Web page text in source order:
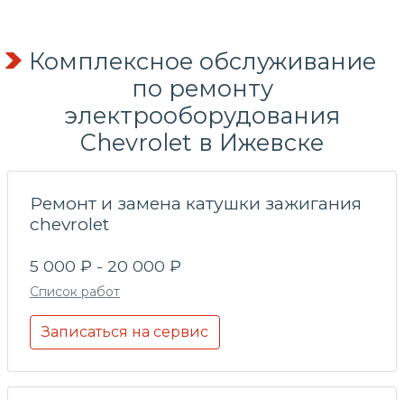
Комплексное обслуживание
по ремонту
электрооборудования
Chevrolet в Ижевске
Ремонт и замена катушки зажигания
chevrolet
5 000 ₽ - 20 000 ₽
Список работ
Записаться на сервис